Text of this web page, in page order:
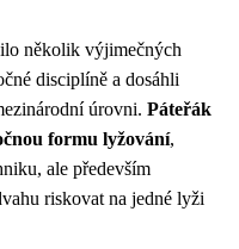
několik výjimečných
disciplíně a dosáhli
úrovni. Páteřák
formu lyžování,
ale především
riskovat na jedné lyži